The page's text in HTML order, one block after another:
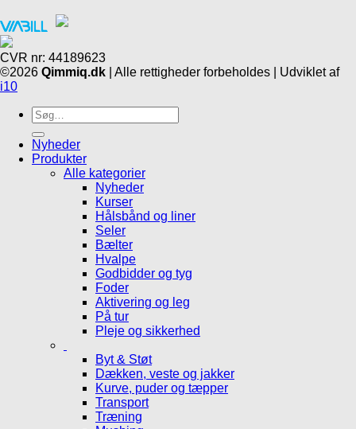
CVR nr: 44189623
©2026 Qimmiq.dk | Alle rettigheder forbeholdes | Udviklet af
i10
Søg
efter:
Nyheder
Produkter
Alle kategorier
Nyheder
Kurser
Hålsbånd og liner
Seler
Bælter
Hvalpe
Godbidder og tyg
Foder
Aktivering og leg
På tur
Pleje og sikkerhed
Byt & Støt
Dækken, veste og jakker
Kurve, puder og tæpper
Transport
Træning